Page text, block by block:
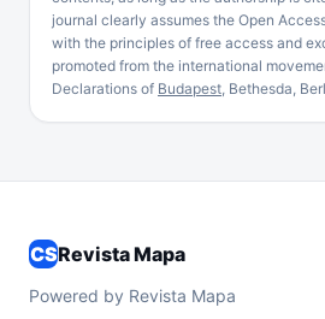
journal clearly assumes the Open
with the principles of free access and
promoted from the international
Declarations of Budapest, Bethesda,
CSRevista Mapa
Powered by Revista Mapa